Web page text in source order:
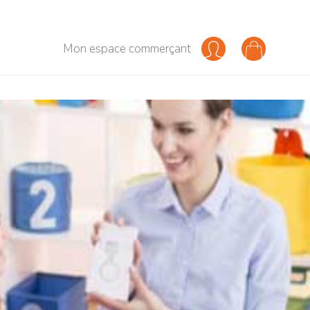
Mon espace commerçant